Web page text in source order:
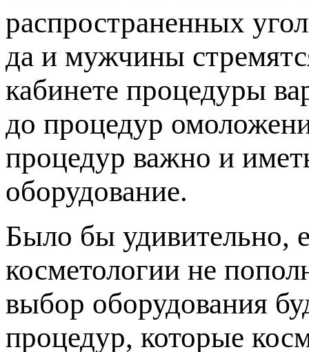
распространенных
да и мужчины
кабинете процедуры
до процедур
процедур важно и
оборудование.
Было бы удивительно,
косметологии не
выбор оборудования
процедур, которые